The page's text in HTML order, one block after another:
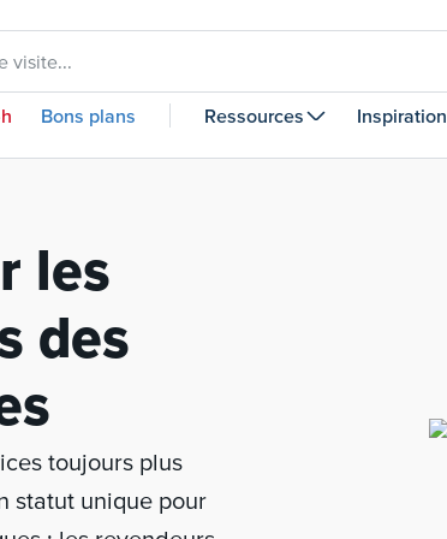
visite...
Bons plans Ressources Inspiration
les
des
toujours plus
statut unique pour